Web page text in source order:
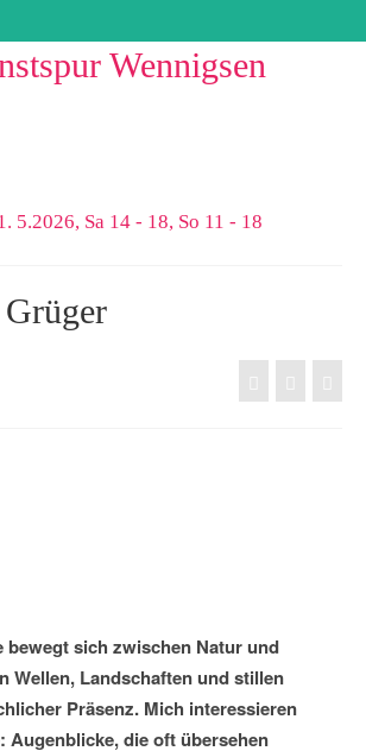
5.2026, Sa 14 - 18, So 11 - 18
Grüger
bewegt sich zwischen Natur und
Wellen, Landschaften und stillen
Präsenz. Mich interessieren
Augenblicke, die oft übersehen